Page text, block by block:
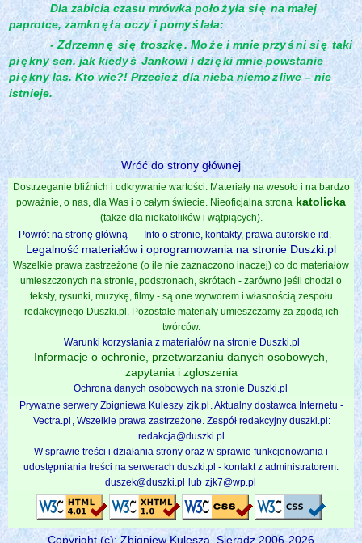
Dla zabicia czasu mrówka położyła się na małej
paprotce, zamknęła oczy i pomyślała:
- Zdrzemnęsię troszkę. Może i mnie przyśni się taki
piękny sen, jak kiedyś Jankowi i dzięki mnie powstanie
piękny las. Kto wie?! Przecież dla nieba niemożliwe – nie
istnieje.
Wróć do strony głównej
Dostrzeganie bliźnich i odkrywanie wartości. Materiały na wesoło i na bardzo
poważnie, o nas, dla Was i o całym świecie. Nieoficjalna strona katolicka
(także dla niekatolików i wątpiących).
Powrót na stronę główną
Info o stronie, kontakty, prawa autorskie itd.
Legalność materiałów i oprogramowania na stronie Duszki.pl
Wszelkie prawa zastrzeżone (o ile nie zaznaczono inaczej) co do materiałów
umieszczonych na stronie, podstronach, skrótach - zarówno jeśli chodzi o
teksty, rysunki, muzykę, filmy - są one wytworem i własnością zespołu
redakcyjnego Duszki.pl. Pozostałe materiały umieszczamy za zgodą ich
twórców.
Warunki korzystania z materiałów na stronie Duszki.pl
Informacje o ochronie, przetwarzaniu danych osobowych,
zapytania i zgloszenia
Ochrona danych osobowych na stronie Duszki.pl
Prywatne serwery Zbigniewa Kuleszy zjk.pl . Aktualny dostawca Internetu -
Vectra.pl , Wszelkie prawa zastrzeżone. Zespół redakcyjny duszki.pl:
redakcja@duszki.pl
W sprawie treści i działania strony oraz w sprawie funkcjonowania i
udostępniania treści na serwerach duszki.pl - kontakt z administratorem:
duszek@duszki.pl lub zjk7@wp.pl
Copyright (c): Zbigniew Kulesza, Sieradz 2006-2026